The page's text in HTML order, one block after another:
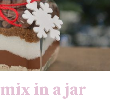
in a jar